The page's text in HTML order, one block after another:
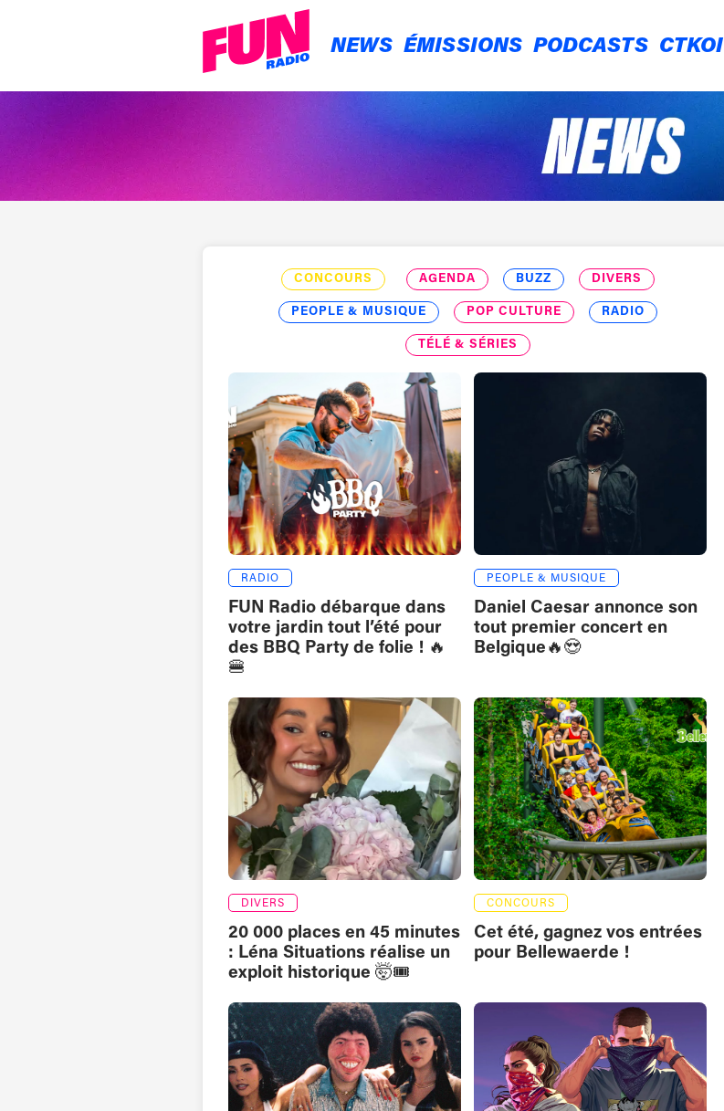
NEWS ÉMISSIONS PODCASTS CTKOI
CONCOURS AGENDA BUZZ DIVERS
PEOPLE & MUSIQUE POP CULTURE RADIO
TÉLÉ & SÉRIES
RADIO
FUN Radio débarque dans
votre jardin tout l’été pour
des BBQ Party de folie ! 🔥
🍔
PEOPLE & MUSIQUE
Daniel Caesar annonce son
tout premier concert en
Belgique🔥😍
DIVERS
20 000 places en 45 minutes
: Léna Situations réalise un
exploit historique 🤯🎟️
CONCOURS
Cet été, gagnez vos entrées
pour Bellewaerde !